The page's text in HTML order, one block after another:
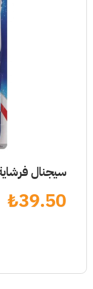
سيجنال فرشاية
39.50
₺